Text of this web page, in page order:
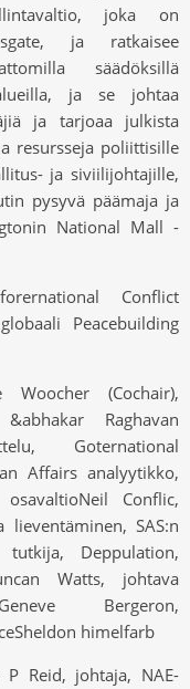
joka on
ja ratkaisee
säädöksillä
ja se johtaa
ja tarjoaa julkista
resursseja poliittisille
ja siviilijohtajille,
pysyvä päämaja ja
National Mall -
Conflict
Peacebuilding
Woocher (Cochair),
Raghavan
Goternational
Affairs analyytikko,
Conflic,
SAS:n
Deppulation,
Watts, johtava
Bergeron,
himelfarb
P Reid, johtaja, NAE-